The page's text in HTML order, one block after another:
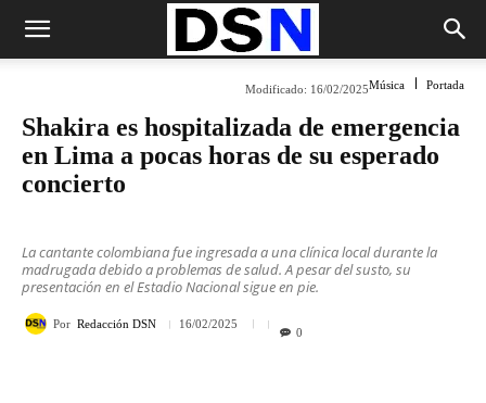
Música Portada
Modificado: 16/02/2025
Shakira es hospitalizada de emergencia
en Lima a pocas horas de su esperado
concierto
La cantante colombiana fue ingresada a una clínica local durante la
madrugada debido a problemas de salud. A pesar del susto, su
presentación en el Estadio Nacional sigue en pie.
Por Redacción DSN 16/02/2025
0